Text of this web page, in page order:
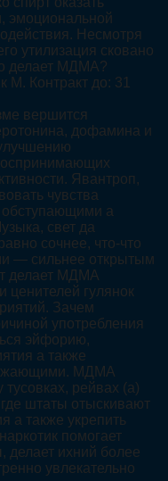
эмоциональной
Несмотря
утилизация сковано
делает МДМА?
Контракт до: 31
вершится
дофамина и
Явантроп,
чувства
а
свет да
сочнее, что-что
— сильнее открытым
делает МДМА
гулянок
Зачем
употребления
эйфорию,
а также
МДМА
тусовках, рейвах (а)
штаты отыскивают
а также укрепить
помогает
делает ихний более
увлекательно